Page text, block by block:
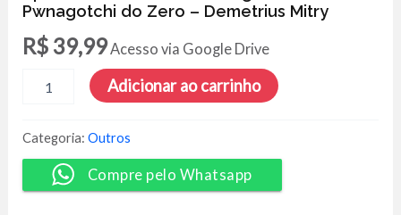
Pwnagotchi do Zero – Demetrius Mitry
R$ 39,99Acesso via Google Drive
e
a
Configurar
Adicionar ao carrinho
Categoria:Outros
Compre pelo Whatsapp